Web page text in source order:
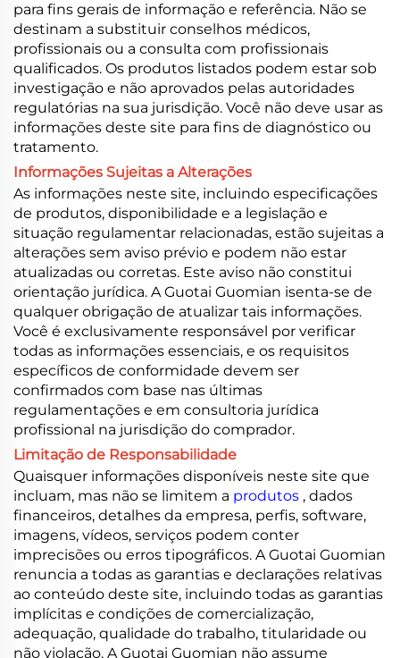
para fins gerais de informação e referência. Não se
destinam a substituir conselhos médicos,
profissionais ou a consulta com profissionais
qualificados. Os produtos listados podem estar sob
investigação e não aprovados pelas autoridades
regulatórias na sua jurisdição. Você não deve usar as
informações deste site para fins de diagnóstico ou
tratamento.
Informações Sujeitas a Alterações
As informações neste site, incluindo especificações
de produtos, disponibilidade e a legislação e
situação regulamentar relacionadas, estão sujeitas a
alterações sem aviso prévio e podem não estar
atualizadas ou corretas. Este aviso não constitui
orientação jurídica. A Guotai Guomian isenta-se de
qualquer obrigação de atualizar tais informações.
Você é exclusivamente responsável por verificar
todas as informações essenciais, e os requisitos
específicos de conformidade devem ser
confirmados com base nas últimas
regulamentações e em consultoria jurídica
profissional na jurisdição do comprador.
Limitação de Responsabilidade
Quaisquer informações disponíveis neste site que
incluam, mas não se limitem a produtos , dados
financeiros, detalhes da empresa, perfis, software,
imagens, vídeos, serviços podem conter
imprecisões ou erros tipográficos. A Guotai Guomian
renuncia a todas as garantias e declarações relativas
ao conteúdo deste site, incluindo todas as garantias
implícitas e condições de comercialização,
adequação, qualidade do trabalho, titularidade ou
não violação. A Guotai Guomian não assume